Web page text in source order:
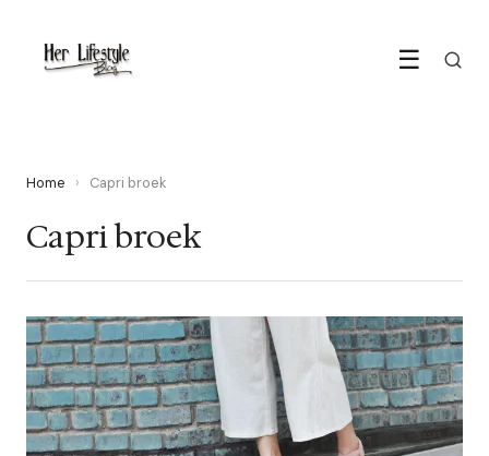
☰
Home › Capri broek
Capri broek